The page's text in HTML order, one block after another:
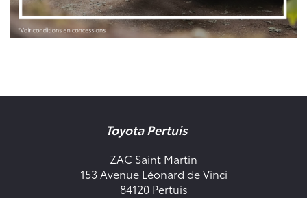
Toyota Pertuis
ZAC Saint Martin
153 Avenue Léonard de Vinci
84120 Pertuis